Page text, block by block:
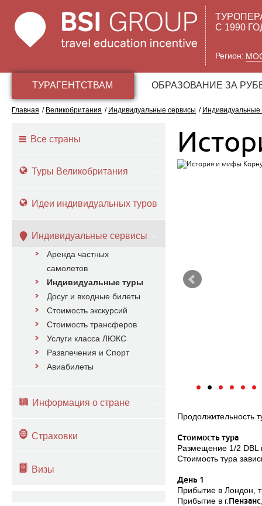
С 1990
Регион:
ТУРАГЕНТСТВАМ ОБРАЗОВАНИЕ ЗА
Главная / Великобритания / Индивидуальные сервисы / Индивидуальные
Все страны
Туры Великобритания
Идеи индивидуальных туров
Индивидуальные сервисы
Аренда частных
самолетов
Индивидуальные туры
Досуг и входные билеты
Стоимость экскурсий
Стоимость трансферов
Услуги класса ЛЮКС
Развлечения и Спорт
Авиабилеты
Информация о стране
Страховки
Визы
Продолжительность
Стоимость тура
Размещение 1/2 DBL
Стоимость тура
День 1
Прибытие в Лондон,
Прибытие в г.Пензанс